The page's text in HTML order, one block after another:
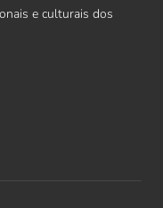
e culturais dos